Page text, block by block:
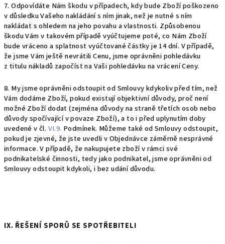
7. Odpovídáte Nám škodu v případech, kdy bude Zboží poškozeno
v důsledku Vašeho nakládání s ním jinak, než je nutné s ním
nakládat s ohledem na jeho povahu a vlastnosti. Způsobenou
škodu Vám v takovém případě vyúčtujeme poté, co Nám Zboží
bude vráceno a splatnost vyúčtované částky je 14 dní. V případě,
že jsme Vám ještě nevrátili Cenu, jsme oprávněni pohledávku
z titulu nákladů započíst na Vaši pohledávku na vrácení Ceny.
8. My jsme oprávněni odstoupit od Smlouvy kdykoliv před tím, než
Vám dodáme Zboží, pokud existují objektivní důvody, proč není
možné Zboží dodat (zejména důvody na straně třetích osob nebo
důvody spočívající v povaze Zboží), a to i před uplynutím doby
uvedené v čl. VI.9. Podmínek. Můžeme také od Smlouvy odstoupit,
pokud je zjevné, že jste uvedli v Objednávce záměrně nesprávné
informace. V případě, že nakupujete zboží v rámci své
podnikatelské činnosti, tedy jako podnikatel, jsme oprávněni od
Smlouvy odstoupit kdykoli, i bez udání důvodu.
IX. ŘEŠENÍ SPORŮ SE SPOTŘEBITELI